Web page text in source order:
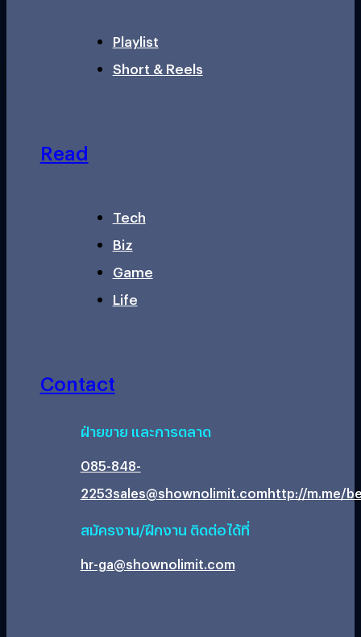
Playlist
Short & Reels
Read
Tech
Biz
Game
Life
Contact
ฝ่ายขาย และการตลาด
085-848-
2253sales@shownolimit.comhttp://m.me/
สมัครงาน/ฝึกงาน ติดต่อได้ที่
hr-ga@shownolimit.com